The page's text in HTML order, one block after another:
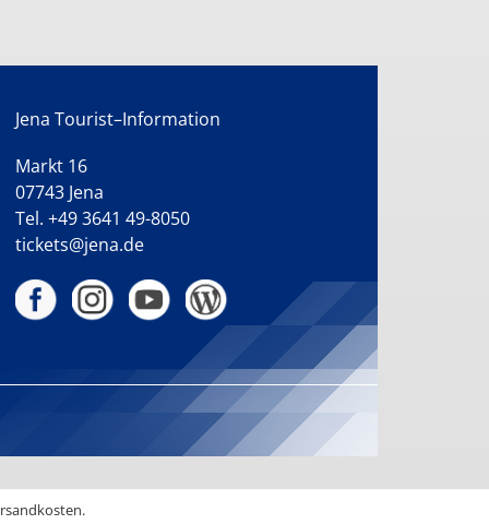
Jena Tourist–Information
Markt 16
07743 Jena
Tel. +49 3641 49-8050
tickets@jena.de